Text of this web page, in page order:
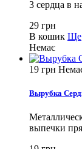
3 сердца в
29 грн
В кошик Ще
Немає
19 грн
Вырубка
выпечки